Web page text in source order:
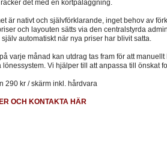
det med en kortpåläggning.
är nativt och självförklarande, inget behov av
och layouten sätts via den centralstyrda
själv automatiskt när nya priser har blivit satta.
på varje månad kan utdrag tas fram för att
lönessystem. Vi hjälper till att anpassa till önskat
290 kr / skärm inkl. hårdvara
OCH KONTAKTA HÄR